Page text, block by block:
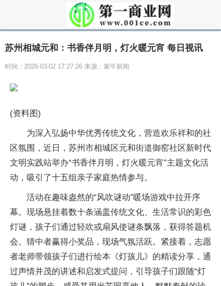
苏州相城元和：书香伴月明，灯火暖元宵 每日视讯
时间：2026-03-02 17:27:26 来源：紫牛新闻
(资料图)
为深入弘扬中华优秀传统文化，营造欢乐祥和的社
区氛围，近日，苏州市相城区元和街道御窑社区新时代
文明实践站举办“书香伴月明，灯火暖元宵”主题文化活
动，吸引了十五组亲子家庭热情参与。
活动在趣味盎然的“风吹谜动”暖场游戏中拉开序
幕。现场悬挂着数十条涵盖传统文化、生活常识的彩色
灯谜，孩子们通过轻吹或扇风使谜条飘落，获得答题机
会。猜中者赢得小奖品，现场气氛活跃。紧接着，志愿
者老师带领孩子们进行绘本《灯孩儿》的精读分享，通
过声情并茂的讲述和启发式提问，引导孩子们跟随“灯